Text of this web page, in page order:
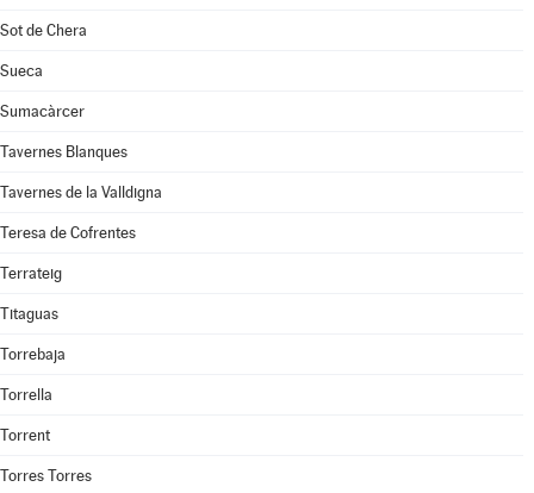
Sot de Chera
Sueca
Sumacàrcer
Tavernes Blanques
Tavernes de la Valldigna
Teresa de Cofrentes
Terrateig
Titaguas
Torrebaja
Torrella
Torrent
Torres Torres